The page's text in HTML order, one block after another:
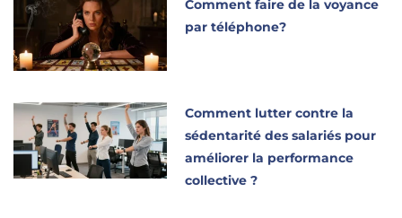
Comment faire de la voyance
par téléphone?
Comment lutter contre la
sédentarité des salariés pour
améliorer la performance
collective ?